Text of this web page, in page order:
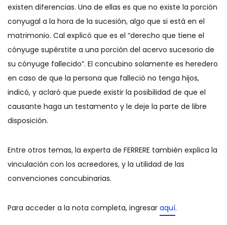
existen diferencias. Una de ellas es que no existe la porción
conyugal a la hora de la sucesión, algo que si está en el
matrimonio. Cal explicó que es el “derecho que tiene el
cónyuge supérstite a una porción del acervo sucesorio de
su cónyuge fallecido”. El concubino solamente es heredero
en caso de que la persona que falleció no tenga hijos,
indicó, y aclaró que puede existir la posibilidad de que el
causante haga un testamento y le deje la parte de libre
disposición.
Entre otros temas, la experta de FERRERE también explica la
vinculación con los acreedores, y la utilidad de las
convenciones concubinarias.
Para acceder a la nota completa, ingresar aquí.